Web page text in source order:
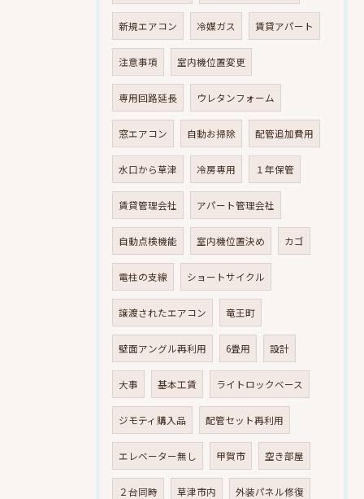
新規エアコン 冷媒ガス 賃貸アパート
注意事項 室内機位置変更
専用回路延長 ウレタンフォーム
窓エアコン 自動お掃除 配管追加費用
水口から草津 冷房専用 １年保管
賃貸管理会社 アパート管理会社
自動点検機能 室内機位置決め カゴ
電柱の支線 ショートサイクル
譲渡されたエアコン 竜王町
壁面アングル再利用 6畳用 設計
大事 基本工賃 ライトロックベース
ジモティ購入品 配管セット再利用
エレベーター無し 甲賀市 空き部屋
２台同時 草津市内 外装パネル修復